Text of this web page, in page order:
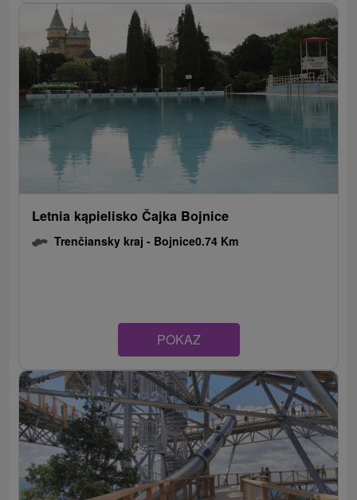
Letnia kąpielisko Čajka Bojnice
Trenčiansky kraj - Bojnice0.74 Km
POKAZ